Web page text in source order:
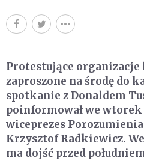
Protestujące organizacje
zaproszone na środę do
spotkanie z Donaldem
poinformował we wtorek
wiceprezes
Krzysztof Radkiewicz.
ma dojść przed